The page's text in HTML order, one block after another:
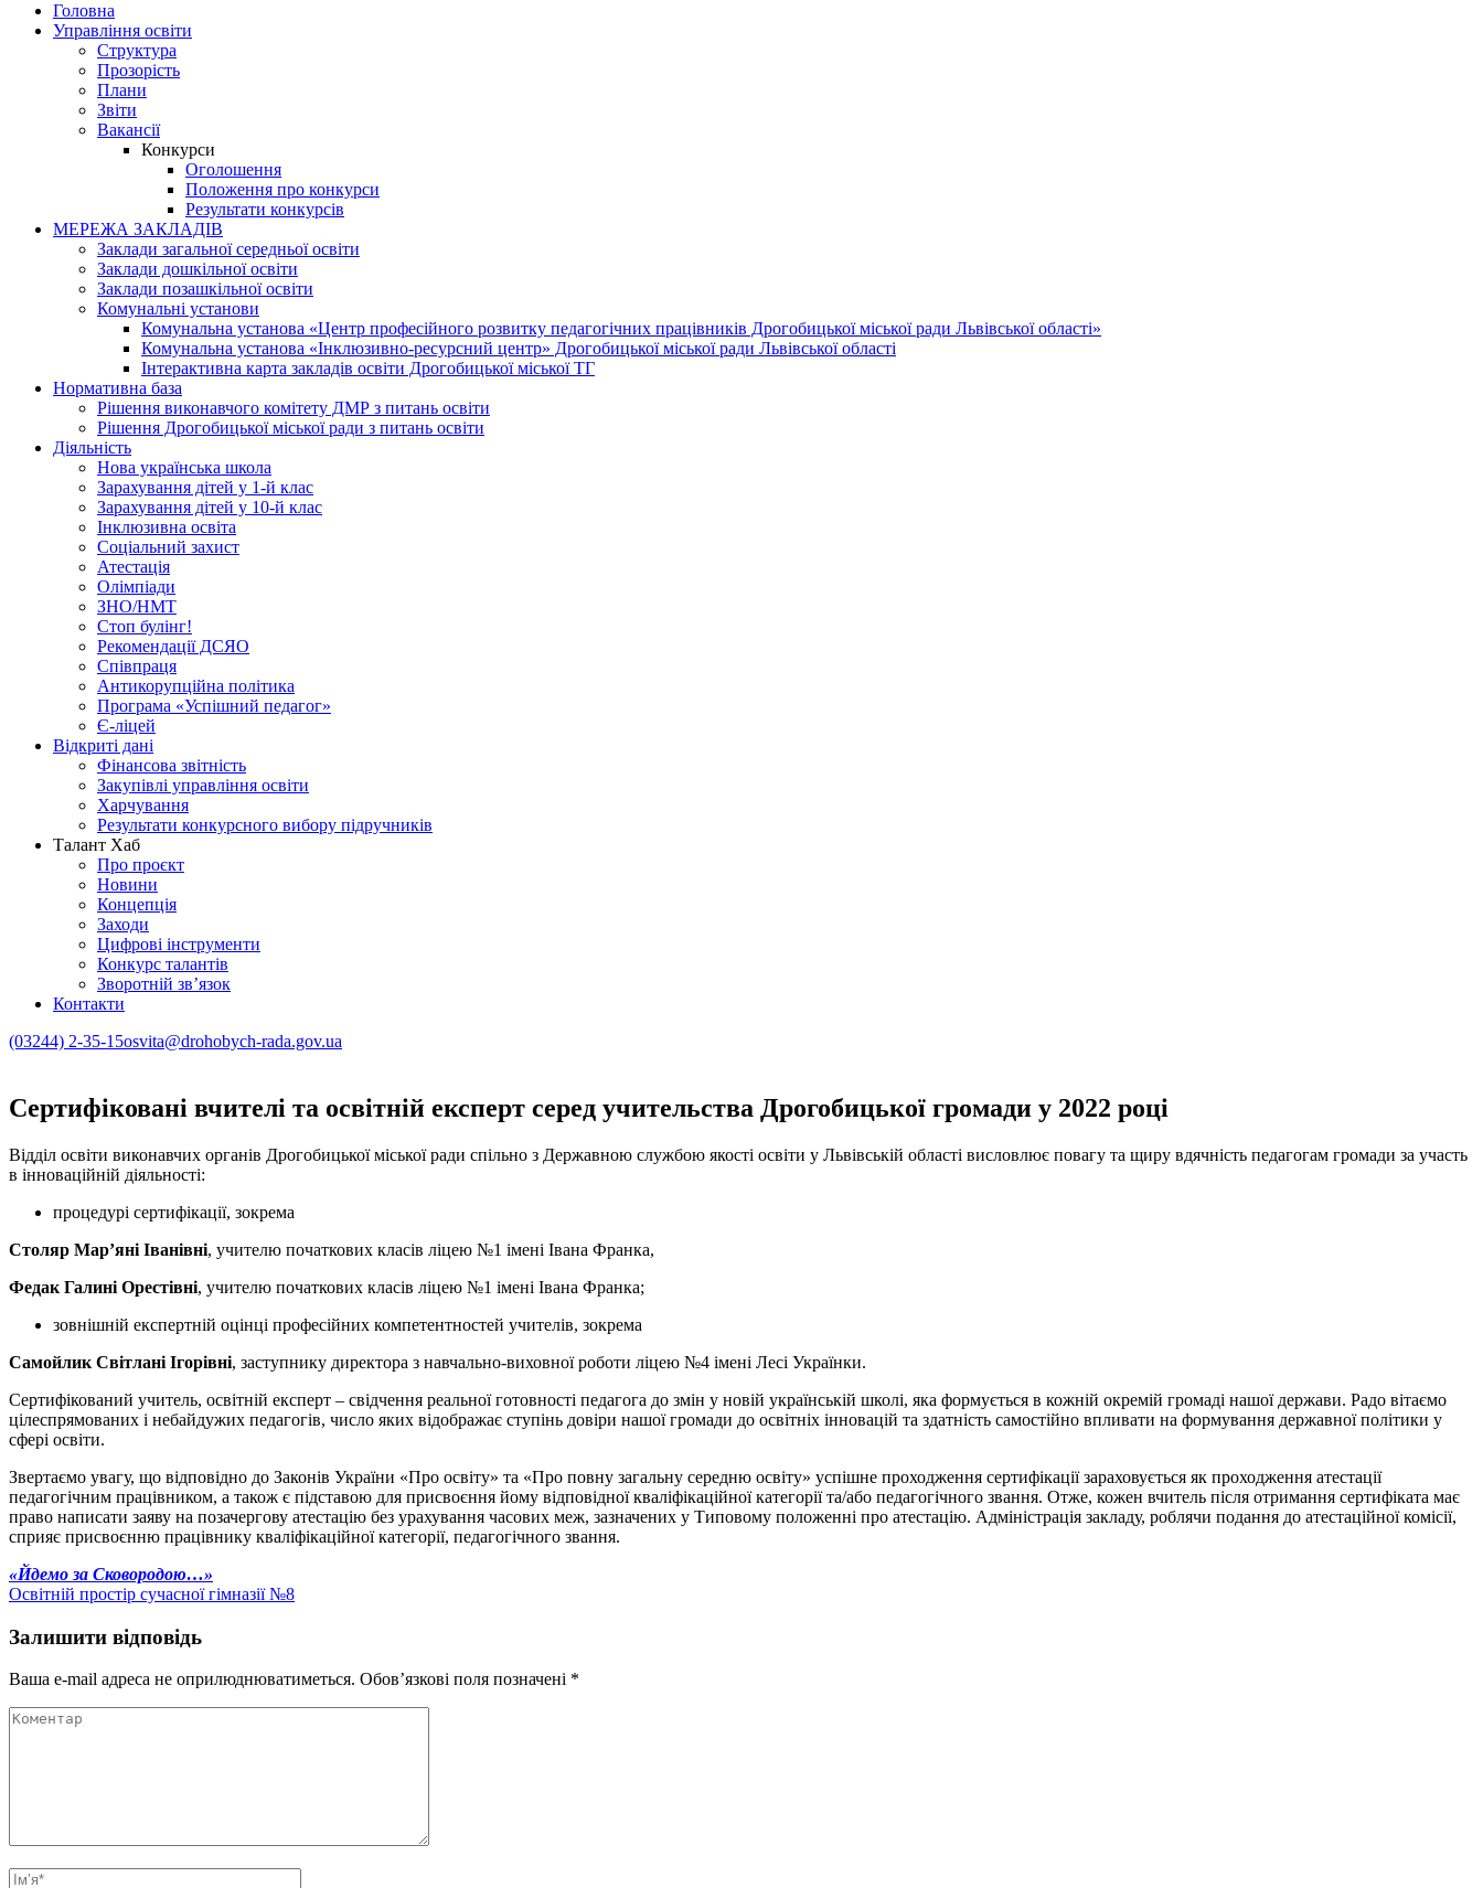
Головна
Управління освіти
Структура
Прозорість
Плани
Звіти
Вакансії
Конкурси
Оголошення
Положення про конкурси
Результати конкурсів
МЕРЕЖА ЗАКЛАДІВ
Заклади загальної середньої освіти
Заклади дошкільної освіти
Заклади позашкільної освіти
Комунальні установи
Комунальна установа «Центр професійного розвитку педагогічних працівників Дрогобицької міської ради Львівської області»
Комунальна установа «Інклюзивно-ресурсний центр» Дрогобицької міської ради Львівської області
Інтерактивна карта закладів освіти Дрогобицької міської ТГ
Нормативна база
Рішення виконавчого комітету ДМР з питань освіти
Рішення Дрогобицької міської ради з питань освіти
Діяльність
Нова українська школа
Зарахування дітей у 1-й клас
Зарахування дітей у 10-й клас
Інклюзивна освіта
Соціальний захист
Атестація
Олімпіади
ЗНО/НМТ
Стоп булінг!
Рекомендації ДСЯО
Співпраця
Антикорупційна політика
Програма «Успішний педагог»
Є-ліцей
Відкриті дані
Фінансова звітність
Закупівлі управління освіти
Харчування
Результати конкурсного вибору підручників
Талант Хаб
Про проєкт
Новини
Концепція
Заходи
Цифрові інструменти
Конкурс талантів
Зворотній зв’язок
Контакти
(03244) 2-35-15osvita@drohobych-rada.gov.ua
Сертифіковані вчителі та освітній експерт серед учительства Дрогобицької громади у 2022 році
Відділ освіти виконавчих органів Дрогобицької міської ради спільно з Державною службою якості освіти у Львівській області висловлює повагу та щиру вдячність педагогам громади за участь
в інноваційній діяльності:
процедурі сертифікації, зокрема
Столяр Мар’яні Іванівні, учителю початкових класів ліцею №1 імені Івана Франка,
Федак Галині Орестівні, учителю початкових класів ліцею №1 імені Івана Франка;
зовнішній експертній оцінці професійних компетентностей учителів, зокрема
Самойлик Світлані Ігорівні, заступнику директора з навчально-виховної роботи ліцею №4 імені Лесі Українки.
Сертифікований учитель, освітній експерт – свідчення реальної готовності педагога до змін у новій українській школі, яка формується в кожній окремій громаді нашої держави. Радо вітаємо
цілеспрямованих і небайдужих педагогів, число яких відображає ступінь довіри нашої громади до освітніх інновацій та здатність самостійно впливати на формування державної політики у
сфері освіти.
Звертаємо увагу, що відповідно до Законів України «Про освіту» та «Про повну загальну середню освіту» успішне проходження сертифікації зараховується як проходження атестації
педагогічним працівником, а також є підставою для присвоєння йому відповідної кваліфікаційної категорії та/або педагогічного звання. Отже, кожен вчитель після отримання сертифіката має
право написати заяву на позачергову атестацію без урахування часових меж, зазначених у Типовому положенні про атестацію. Адміністрація закладу, роблячи подання до атестаційної комісії,
сприяє присвоєнню працівнику кваліфікаційної категорії, педагогічного звання.
Навігація
записів
«Йдемо за Сковородою…»
Освітній простір сучасної гімназії №8
Залишити відповідь
Ваша e-mail адреса не оприлюднюватиметься. Обов’язкові поля позначені *
Коментар
Ім’я*